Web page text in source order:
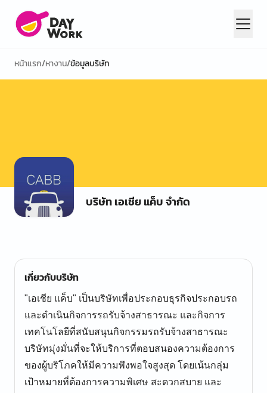
หน้าแรก/หางาน/ข้อมูลบริษัท
บริษัท เอเชีย แค็บ จำกัด
เกี่ยวกับบริษัท
"เอเชีย แค็บ" เป็นบริษัทเพื่อประกอบธุรกิจประกอบรถ
และดำเนินกิจการรถรับจ้างสาธารณะ และกิจการ
เทคโนโลยีที่สนับสนุนกิจกรรมรถรับจ้างสาธารณะ
บริษัทมุ่งมั่นที่จะให้บริการที่ตอบสนองความต้องการ
ของผู้บริโภคให้มีความพึงพอใจสูงสุด โดยเน้นกลุ่ม
เป้าหมายที่ต้องการความพิเศษ สะดวกสบาย และ